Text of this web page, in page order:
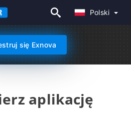
Polski
się Exnova
aplikację